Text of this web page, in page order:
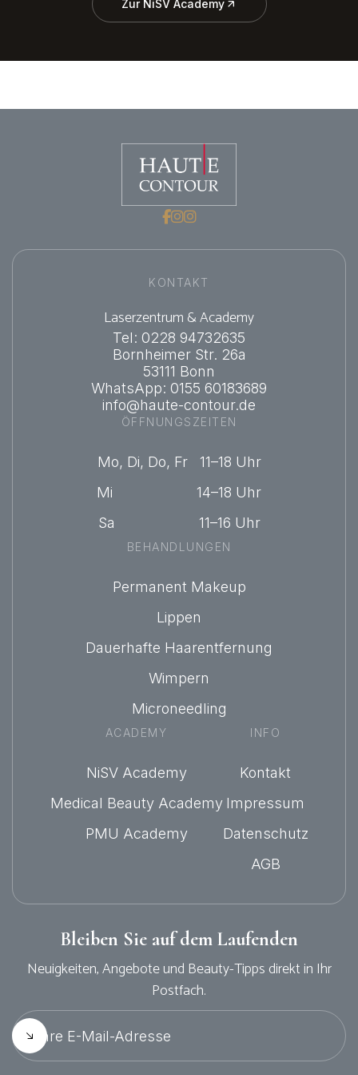
Zur NiSV Academy

KONTAKT
Laserzentrum & Academy
Tel: 0228 94732635
Bornheimer Str. 26a
53111 Bonn
WhatsApp: 0155 60183689
info@haute-contour.de
ÖFFNUNGSZEITEN
Mo, Di, Do, Fr 11–18 Uhr
Mi 14–18 Uhr
Sa 11–16 Uhr
BEHANDLUNGEN
Permanent Makeup
Lippen
Dauerhafte Haarentfernung
Wimpern
Microneedling
ACADEMY
NiSV Academy
Medical Beauty Academy
PMU Academy
INFO
Kontakt
Impressum
Datenschutz
AGB
Bleiben Sie auf dem Laufenden
Neuigkeiten, Angebote und Beauty-Tipps direkt in Ihr
Postfach.